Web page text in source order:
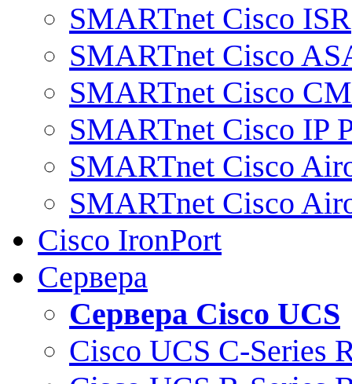
SMARTnet Cisco ISR
SMARTnet Cisco
SMARTnet Cisco
SMARTnet Cisco IP
SMARTnet Cisco
SMARTnet Cisco
Cisco IronPort
Сервера
Сервера Cisco UCS
Cisco UCS C-Series